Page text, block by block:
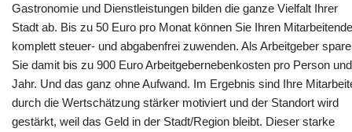
Gastronomie und Dienstleistungen bilden die ganze Vielfalt Ihrer
Stadt ab. Bis zu 50 Euro pro Monat können Sie Ihren
komplett steuer- und abgabenfrei zuwenden. Als Arbeitgeber
Sie damit bis zu 900 Euro Arbeitgebernebenkosten pro Person und
Jahr. Und das ganz ohne Aufwand. Im Ergebnis sind Ihre
durch die Wertschätzung stärker motiviert und der Standort wird
gestärkt, weil das Geld in der Stadt/Region bleibt. Dieser starke